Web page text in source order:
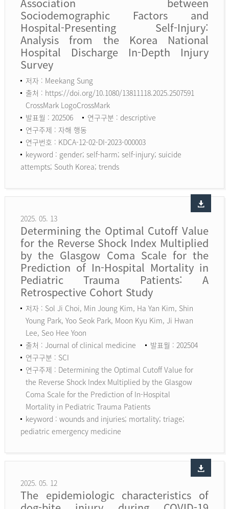
Sociodemographic Factors and
Hospital-Presenting Self-Injury:
Analysis from the Korea National
Hospital Discharge In-Depth Injury
Survey
저자 : Meekang Sung
출처 : https://doi.org/10.1080/13811118.2025.2507591
CrossMark LogoCrossMark
발표월 : 202506
연구구분 : descriptive
연구주제 : 자해 행동
연구번호 : KDCA-12-02-DI-2023-000003
keyword : gender; self-harm; self-injury; suicide
attempts; South Korea; trends
2025. 05. 13
Determining the Optimal Cutoff Value
for the Reverse Shock Index Multiplied
by the Glasgow Coma Scale for the
Prediction of In-Hospital Mortality in
Pediatric Trauma Patients: A
Retrospective Cohort Study
저자 : Sol Ji Choi, Min Joung Kim, Ha Yan Kim, Shin
Young Park, Yoo Seok Park, Moon Kyu Kim, Ji Hwan
Lee, Seo Hee Yoon
출처 : Journal of clinical medicine
발표월 : 202504
연구구분 : SCI
연구주제 : Determining the Optimal Cutoff Value for
the Reverse Shock Index Multiplied by the Glasgow
Coma Scale for the Prediction of In-Hospital
Mortality in Pediatric Trauma Patients
keyword : wounds and injuries; mortality; triage;
pediatric emergency medicine
2025. 05. 12
The epidemiologic characteristics of